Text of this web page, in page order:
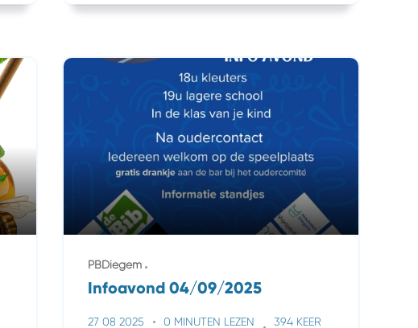
PBDiegem
Infoavond 04/09/2025
27 08 2025 0 MINUTEN LEZEN
394 KEER